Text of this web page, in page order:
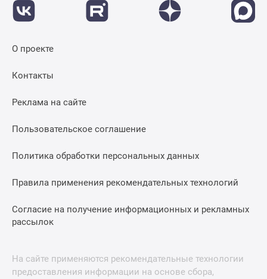
О проекте
Контакты
Реклама на сайте
Пользовательское соглашение
Политика обработки персональных данных
Правила применения рекомендательных технологий
Согласие на получение информационных и рекламных
рассылок
На сайте применяются рекомендательные технологии
предоставления информации на основе сбора,